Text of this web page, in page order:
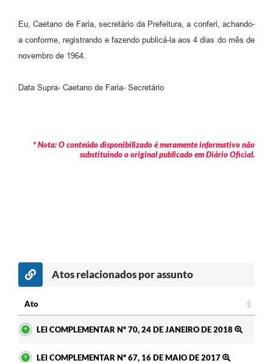
Eu, Caetano de Faria, secretário da Prefeitura, a conferi, achando-
a conforme, registrando e fazendo publicá-la aos 4 dias do mês de
novembro de 1964.
Data Supra- Caetano de Faria- Secretário
* Nota: O conteúdo disponibilizado é meramente informativo não
substituindo o original publicado em Diário Oficial.
Atos relacionados por assunto
Ato
LEI COMPLEMENTAR Nº 70, 24 DE JANEIRO DE 2018
LEI COMPLEMENTAR Nº 67, 16 DE MAIO DE 2017